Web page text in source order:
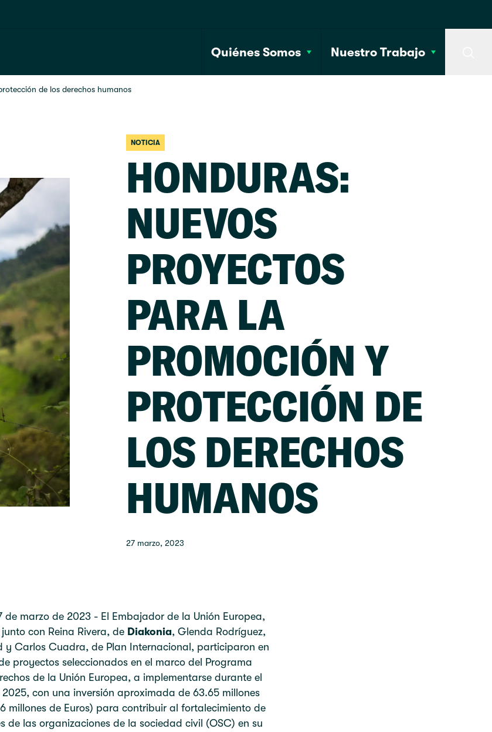
Quiénes Somos Nuestro Trabajo
de los derechos humanos
NOTICIA
HONDURAS:
NUEVOS
PROYECTOS
PARA LA
PROMOCIÓN Y
PROTECCIÓN DE
LOS DERECHOS
HUMANOS
27 marzo, 2023
de marzo de 2023 - El Embajador de la Unión Europea,
con Reina Rivera, de Diakonia, Glenda Rodríguez,
y Carlos Cuadra, de Plan Internacional, participaron en
proyectos seleccionados en el marco del Programa
de la Unión Europea, a implementarse durante el
con una inversión aproximada de 63.65 millones
millones de Euros) para contribuir al fortalecimiento de
de las organizaciones de la sociedad civil (OSC) en su